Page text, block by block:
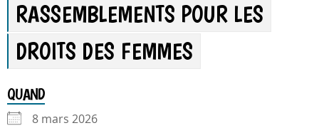
RASSEMBLEMENTS POUR LES
DROITS DES FEMMES
QUAND
8 mars 2026